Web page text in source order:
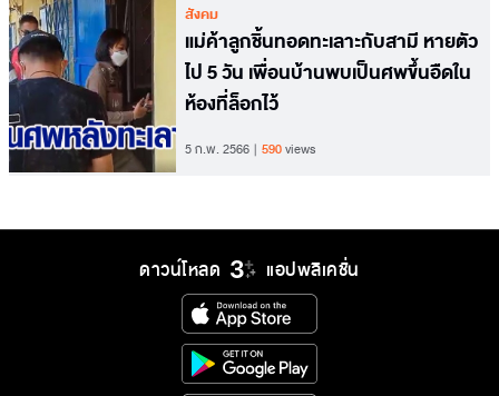
สังคม
แม่ค้าลูกชิ้นทอดทะเลาะกับสามี หายตัว
ไป 5 วัน เพื่อนบ้านพบเป็นศพขึ้นอืดใน
ห้องที่ล็อกไว้
5 ก.พ. 2566 590views
ดาวน์โหลด แอปพลิเคชั่น